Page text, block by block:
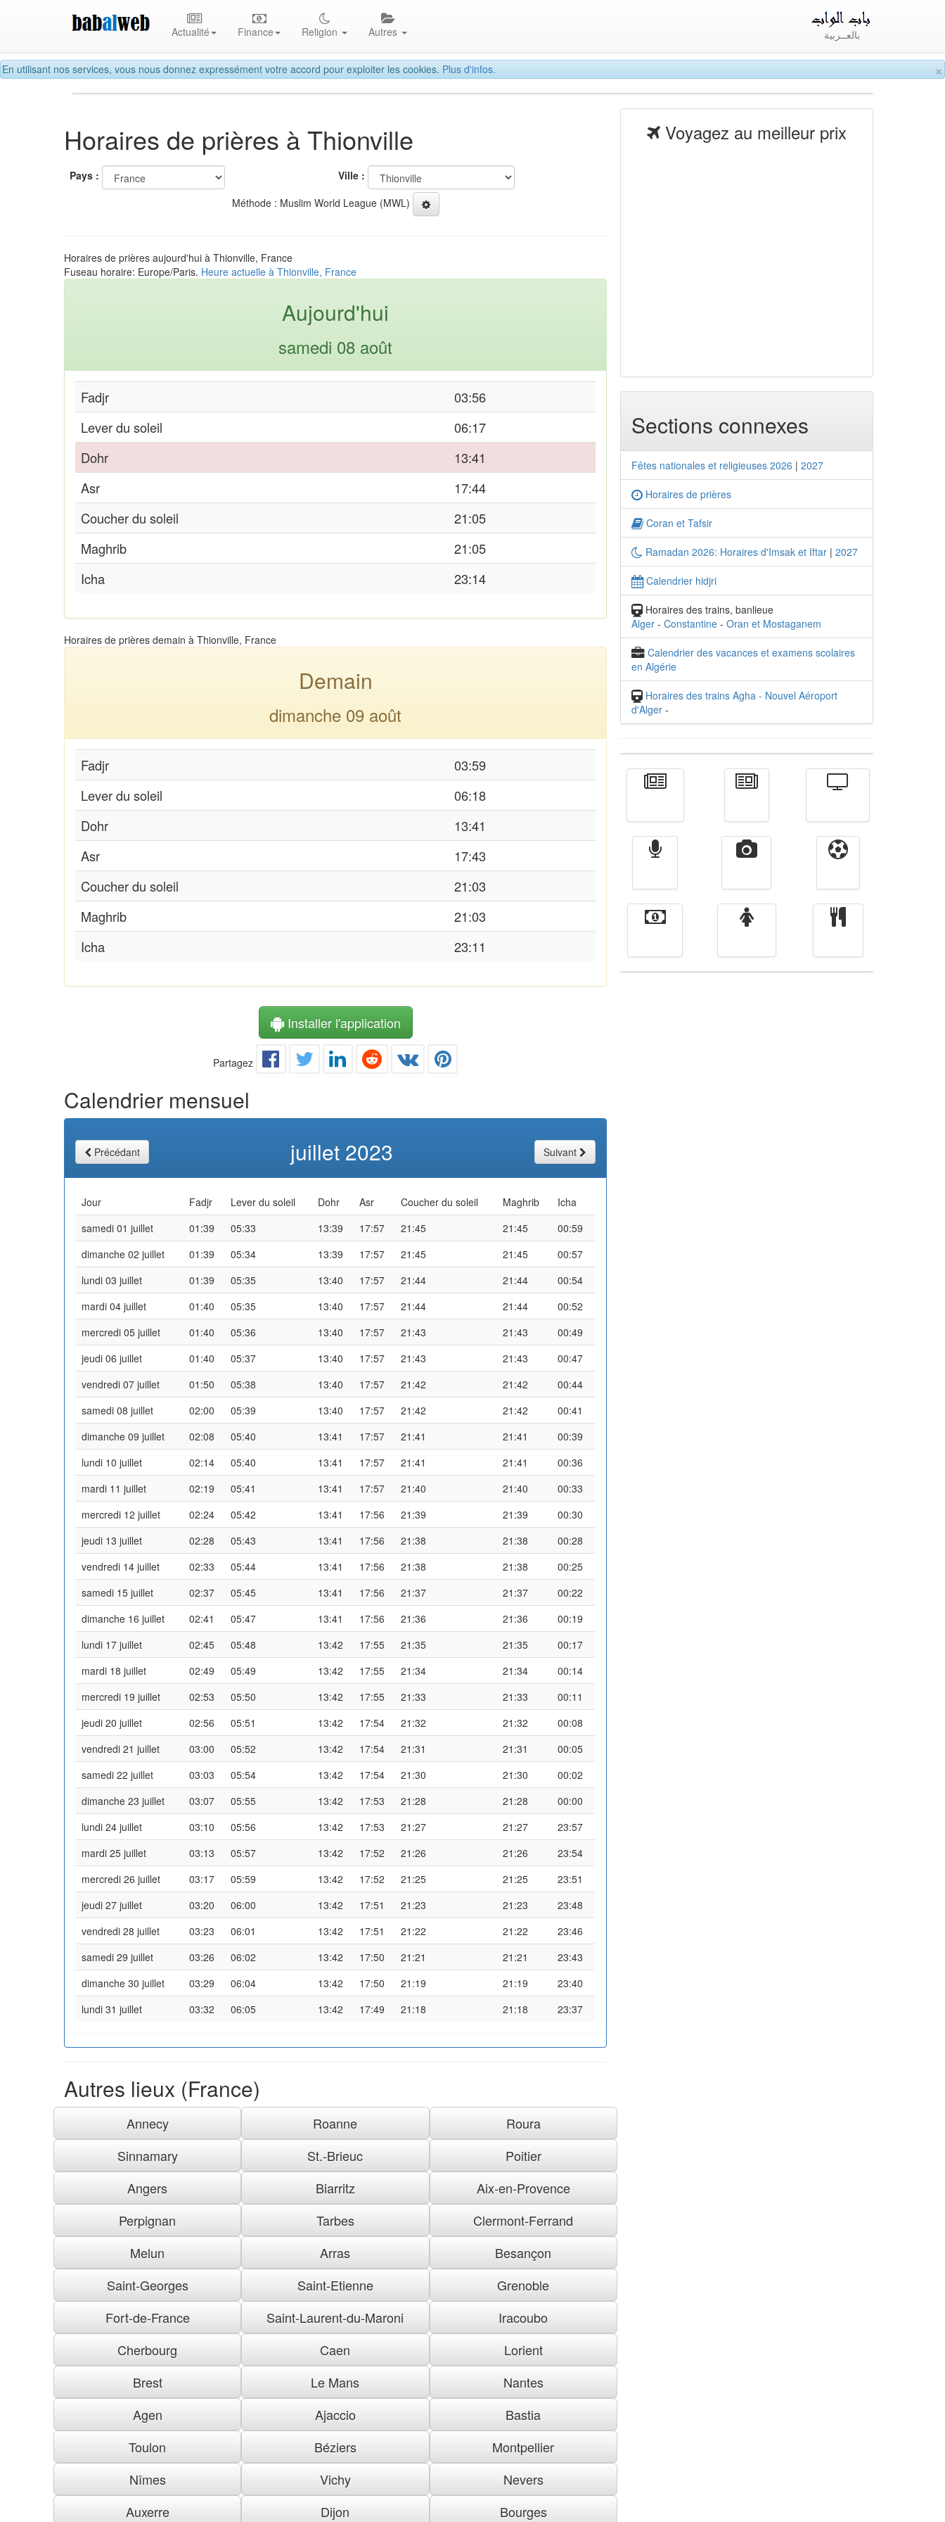
×
En utilisant nos services, vous nous donnez expressément votre accord pour exploiter les cookies. Plus d'infos.
Actualité Finance Religion Autres بالعــربية
Horaires de prières à Thionville
Pays :
Ville :
Méthode : Muslim World League (MWL)
Horaires de prières aujourd'hui à Thionville, France
Fuseau horaire: Europe/Paris. Heure actuelle à Thionville, France
Aujourd'hui
samedi 08 août
Fadjr
03:56
Lever du soleil
06:17
Dohr
13:41
Asr
17:44
Coucher du soleil
21:05
Maghrib
21:05
Icha
23:14
Horaires de prières demain à Thionville, France
Demain
dimanche 09 août
Fadjr
03:59
Lever du soleil
06:18
Dohr
13:41
Asr
17:43
Coucher du soleil
21:03
Maghrib
21:03
Icha
23:11
Installer l'application
Partagez
Calendrier mensuel
Précédant juillet 2023 Suivant
Jour Fadjr Lever du soleil Dohr Asr Coucher du soleil Maghrib
Icha
samedi 01 juillet
01:39 05:33 13:39 17:57 21:45 21:45
00:59
dimanche 02 juillet
01:39 05:34 13:39 17:57 21:45 21:45
00:57
lundi 03 juillet
01:39 05:35 13:40 17:57 21:44 21:44
00:54
mardi 04 juillet
01:40 05:35 13:40 17:57 21:44 21:44
00:52
mercredi 05 juillet
01:40 05:36 13:40 17:57 21:43 21:43
00:49
jeudi 06 juillet
01:40 05:37 13:40 17:57 21:43 21:43
00:47
vendredi 07 juillet
01:50 05:38 13:40 17:57 21:42 21:42
00:44
samedi 08 juillet
02:00 05:39 13:40 17:57 21:42 21:42
00:41
dimanche 09 juillet
02:08 05:40 13:41 17:57 21:41 21:41
00:39
lundi 10 juillet
02:14 05:40 13:41 17:57 21:41 21:41
00:36
mardi 11 juillet
02:19 05:41 13:41 17:57 21:40 21:40
00:33
mercredi 12 juillet
02:24 05:42 13:41 17:56 21:39 21:39
00:30
jeudi 13 juillet
02:28 05:43 13:41 17:56 21:38 21:38
00:28
vendredi 14 juillet
02:33 05:44 13:41 17:56 21:38 21:38
00:25
samedi 15 juillet
02:37 05:45 13:41 17:56 21:37 21:37
00:22
dimanche 16 juillet
02:41 05:47 13:41 17:56 21:36 21:36
00:19
lundi 17 juillet
02:45 05:48 13:42 17:55 21:35 21:35
00:17
mardi 18 juillet
02:49 05:49 13:42 17:55 21:34 21:34
00:14
mercredi 19 juillet
02:53 05:50 13:42 17:55 21:33 21:33
00:11
jeudi 20 juillet
02:56 05:51 13:42 17:54 21:32 21:32
00:08
vendredi 21 juillet
03:00 05:52 13:42 17:54 21:31 21:31
00:05
samedi 22 juillet
03:03 05:54 13:42 17:54 21:30 21:30
00:02
dimanche 23 juillet
03:07 05:55 13:42 17:53 21:28 21:28
00:00
lundi 24 juillet
03:10 05:56 13:42 17:53 21:27 21:27
23:57
mardi 25 juillet
03:13 05:57 13:42 17:52 21:26 21:26
23:54
mercredi 26 juillet
03:17 05:59 13:42 17:52 21:25 21:25
23:51
jeudi 27 juillet
03:20 06:00 13:42 17:51 21:23 21:23
23:48
vendredi 28 juillet
03:23 06:01 13:42 17:51 21:22 21:22
23:46
samedi 29 juillet
03:26 06:02 13:42 17:50 21:21 21:21
23:43
dimanche 30 juillet
03:29 06:04 13:42 17:50 21:19 21:19
23:40
lundi 31 juillet
03:32 06:05 13:42 17:49 21:18 21:18 23:37
Autres lieux (France)
Annecy Roanne
Roura
Sinnamary
St.-Brieuc
Poitier
Angers
Biarritz
Aix-en-Provence
Perpignan
Tarbes
Clermont-Ferrand
Melun
Arras
Besançon
Saint-Georges
Saint-Etienne
Grenoble
Fort-de-France
Saint-Laurent-du-Maroni
Iracoubo
Cherbourg
Caen
Lorient
Brest
Le Mans
Nantes
Agen
Ajaccio
Bastia
Toulon
Béziers
Montpellier
Nîmes
Vichy
Nevers
Auxerre
Dijon Bourges
Voyagez au meilleur prix
Sections connexes
Fêtes nationales et religieuses 2026 | 2027
Horaires de prières
Coran et Tafsir
Ramadan 2026: Horaires d'Imsak et Iftar | 2027
Calendrier hidjri
Horaires des trains, banlieue
Alger - Constantine - Oran et Mostaganem
Calendrier des vacances et examens scolaires
en Algérie
Horaires des trains Agha - Nouvel Aéroport
d'Alger -